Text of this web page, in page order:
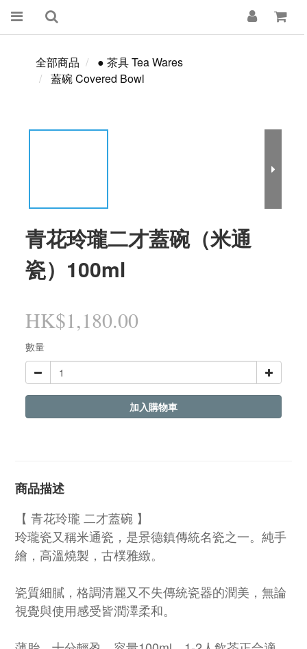
全部商品
● 茶具 Tea Wares
蓋碗 Covered Bowl
青花玲瓏二才蓋碗（米通
瓷）100ml
HK$1,180.00
數量
加入購物車
商品描述
【 青花玲瓏 二才蓋碗 】
玲瓏瓷又稱米通瓷，是景德鎮傳統名瓷之一。純手
繪，高溫燒製，古樸雅緻。
瓷質細膩，格調清麗又不失傳統瓷器的潤美，無論
視覺與使用感受皆潤澤柔和。